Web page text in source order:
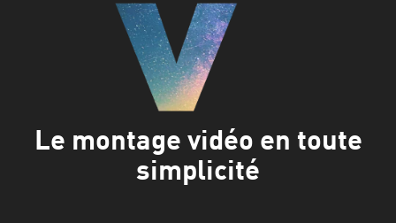
Le montage vidéo en toute
simplicité